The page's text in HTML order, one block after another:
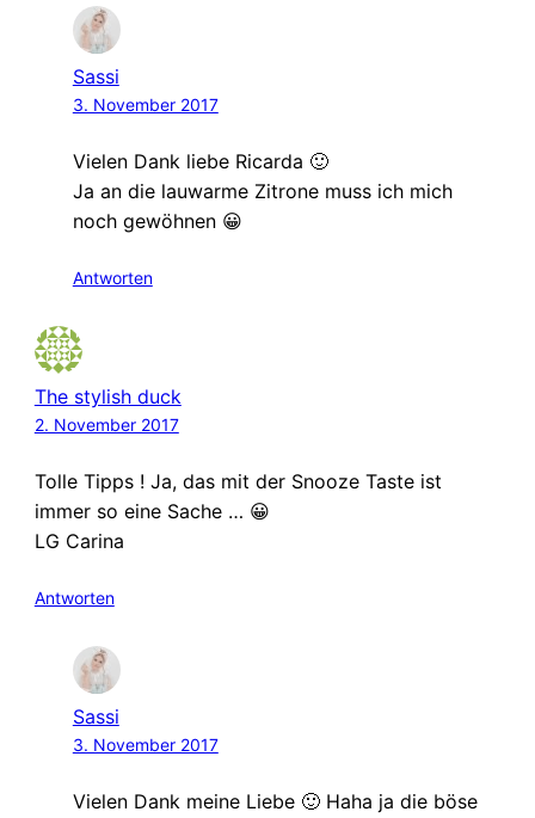
Sassi
3. November 2017
Vielen Dank liebe Ricarda 🙂
Ja an die lauwarme Zitrone muss ich mich
noch gewöhnen 😀
Antworten
The stylish duck
2. November 2017
Tolle Tipps ! Ja, das mit der Snooze Taste ist
immer so eine Sache … 😀
LG Carina
Antworten
Sassi
3. November 2017
Vielen Dank meine Liebe 🙂 Haha ja die böse